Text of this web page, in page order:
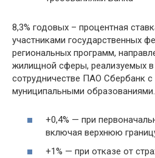
8,3% годовых – процентная
участниками государственных
региональных программ,
жилищной сферы, реализуемых в
сотрудничестве ПАО Сбербанк
муниципальными образованиями.
+0,4% — при
включая верхнюю
+1% — при отказе от